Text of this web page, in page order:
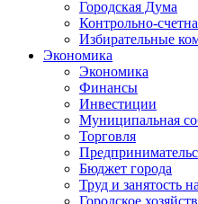
Городская Дума
Контрольно-
Избирательные
Экономика
Экономика
Финансы
Инвестиции
Муниципальная
Торговля
Бюджет города
Труд и занятость
Городское